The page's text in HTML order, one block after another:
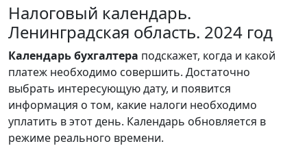
Налоговый календарь.
Ленинградская область. 2024 год
Календарьбухгалтера подскажет, когда и какой
платеж необходимо совершить. Достаточно
выбрать интересующую дату, и появится
информация о том, какие налоги необходимо
уплатить в этот день. Календарь обновляется в
режиме реального времени.